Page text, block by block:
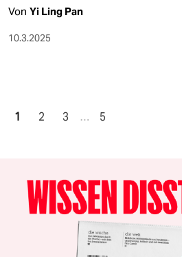
Von Yi Ling Pan
10.3.2025
1 2 3 … 5